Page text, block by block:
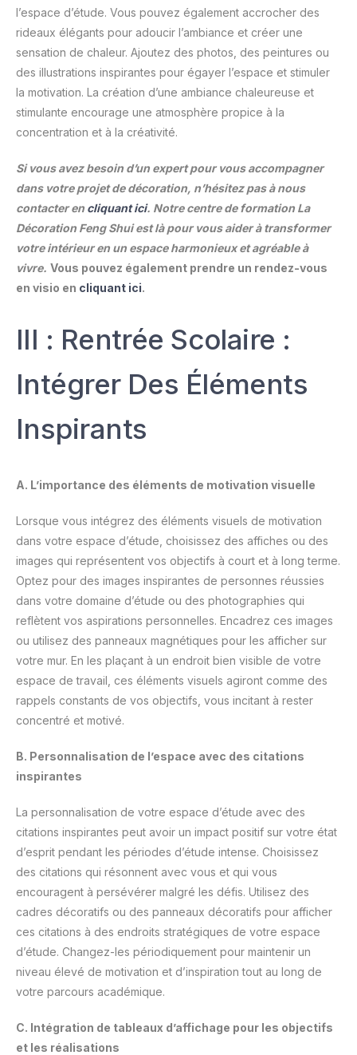
l’espace d’étude. Vous pouvez également accrocher des
rideaux élégants pour adoucir l’ambiance et créer une
sensation de chaleur. Ajoutez des photos, des peintures ou
des illustrations inspirantes pour égayer l’espace et stimuler
la motivation. La création d’une ambiance chaleureuse et
stimulante encourage une atmosphère propice à la
concentration et à la créativité.
Si vous avez besoin d’un expert pour vous accompagner
dans votre projet de décoration, n’hésitez pas à nous
contacter en cliquant ici. Notre centre de formation La
Décoration Feng Shui est là pour vous aider à transformer
votre intérieur en un espace harmonieux et agréable à
vivre. Vous pouvez également prendre un rendez-vous
en visio en cliquant ici.
III : Rentrée Scolaire :
Intégrer Des Éléments
Inspirants
A. L’importance des éléments de motivation visuelle
Lorsque vous intégrez des éléments visuels de motivation
dans votre espace d’étude, choisissez des affiches ou des
images qui représentent vos objectifs à court et à long terme.
Optez pour des images inspirantes de personnes réussies
dans votre domaine d’étude ou des photographies qui
reflètent vos aspirations personnelles. Encadrez ces images
ou utilisez des panneaux magnétiques pour les afficher sur
votre mur. En les plaçant à un endroit bien visible de votre
espace de travail, ces éléments visuels agiront comme des
rappels constants de vos objectifs, vous incitant à rester
concentré et motivé.
B. Personnalisation de l’espace avec des citations
inspirantes
La personnalisation de votre espace d’étude avec des
citations inspirantes peut avoir un impact positif sur votre état
d’esprit pendant les périodes d’étude intense. Choisissez
des citations qui résonnent avec vous et qui vous
encouragent à persévérer malgré les défis. Utilisez des
cadres décoratifs ou des panneaux décoratifs pour afficher
ces citations à des endroits stratégiques de votre espace
d’étude. Changez-les périodiquement pour maintenir un
niveau élevé de motivation et d’inspiration tout au long de
votre parcours académique.
C. Intégration de tableaux d’affichage pour les objectifs
et les réalisations